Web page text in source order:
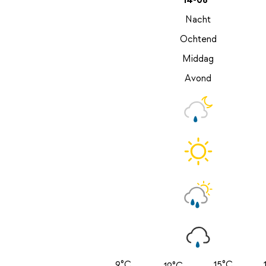
Nacht
Ochtend
Middag
Avond